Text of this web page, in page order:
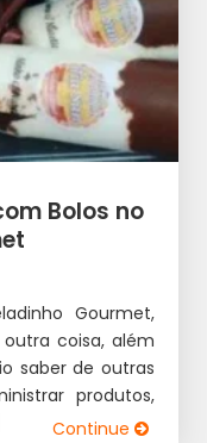
Bolos no
Gourmet,
coisa, além
saber de outras
produtos,
Continue